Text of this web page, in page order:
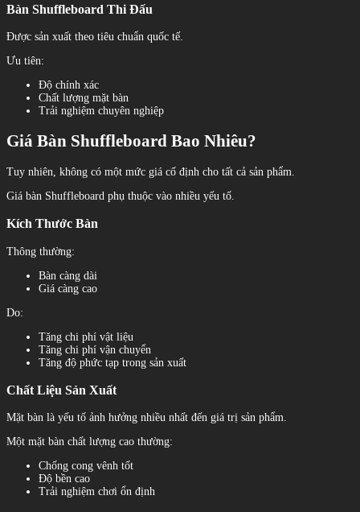
Bàn Shuffleboard Thi Đấu
Được sản xuất theo tiêu chuẩn quốc tế.
Ưu tiên:
Độ chính xác
Chất lượng mặt bàn
Trải nghiệm chuyên nghiệp
Giá Bàn Shuffleboard Bao Nhiêu?
Tuy nhiên, không có một mức giá cố định cho tất cả sản phẩm.
Giá bàn Shuffleboard phụ thuộc vào nhiều yếu tố.
Kích Thước Bàn
Thông thường:
Bàn càng dài
Giá càng cao
Do:
Tăng chi phí vật liệu
Tăng chi phí vận chuyển
Tăng độ phức tạp trong sản xuất
Chất Liệu Sản Xuất
Mặt bàn là yếu tố ảnh hưởng nhiều nhất đến giá trị sản phẩm.
Một mặt bàn chất lượng cao thường:
Chống cong vênh tốt
Độ bền cao
Trải nghiệm chơi ổn định